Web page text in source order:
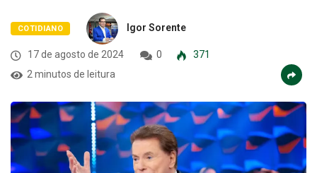
COTIDIANO Igor Sorente
17 de agosto de 2024 0
371
2 minutos de leitura